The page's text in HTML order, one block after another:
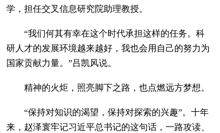
学，担任交叉信息研究院助理教授。
“我们何其有幸在这个时代承担这样的任务。科
研人才的发展环境越来越好，我也会用自己的努力为
国家贡献力量。”吕凯风说。
精神的火炬，照亮脚下之路，也点燃远方梦想。
“保持对知识的渴望，保持对探索的兴趣”。十年
来，赵泽寰牢记习近平总书记的这句话，一路攻读、